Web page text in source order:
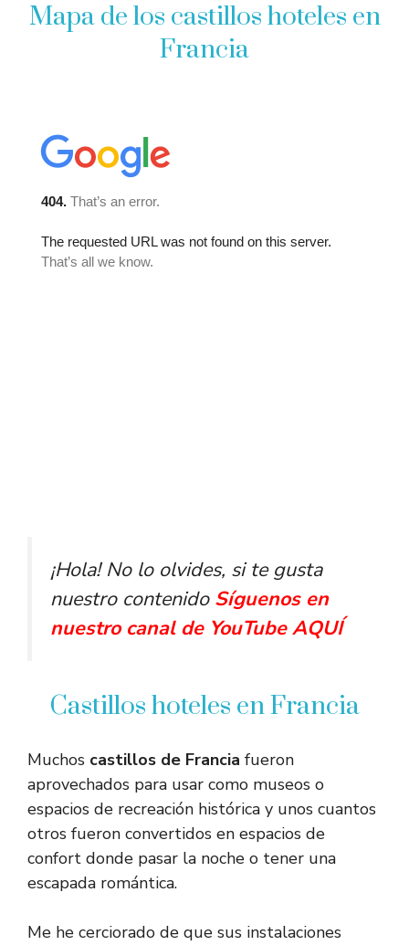
Mapa de los castillos hoteles en
Francia
¡Hola! No lo olvides, si te gusta
nuestro contenido Síguenos en
nuestro canal de YouTube AQUÍ
Castillos hoteles en Francia
Muchos castillos de Francia fueron
aprovechados para usar como museos o
espacios de recreación histórica y unos cuantos
otros fueron convertidos en espacios de
confort donde pasar la noche o tener una
escapada romántica.
Me he cerciorado de que sus instalaciones